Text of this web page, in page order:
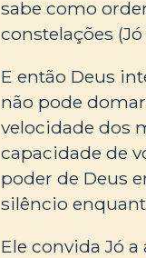
sabe como
constelações
E então Deus
não pode
velocidade dos
capacidade de
poder de Deus
silêncio
Ele convida Jó